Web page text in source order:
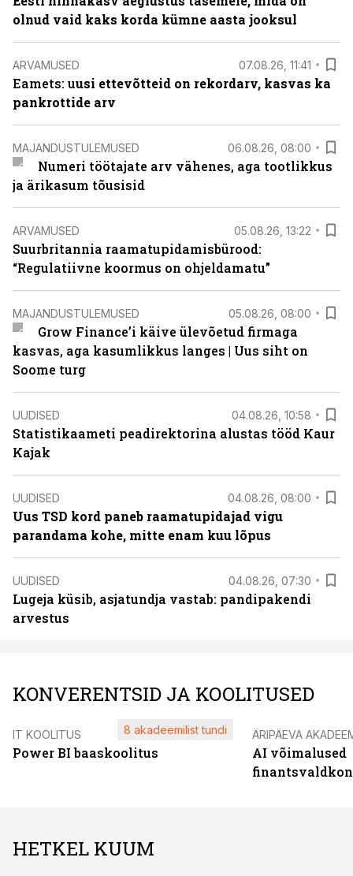
olnud vaid kaks korda kümne aasta jooksul
ARVAMUSED 07.08.26, 11:41
Eamets: uusi ettevõtteid on rekordarv, kasvas ka
pankrottide arv
MAJANDUSTULEMUSED 06.08.26, 08:00
Numeri töötajate arv vähenes, aga tootlikkus
ja ärikasum tõusisid
ARVAMUSED 05.08.26, 13:22
Suurbritannia raamatupidamisbürood:
“Regulatiivne koormus on ohjeldamatu”
MAJANDUSTULEMUSED 05.08.26, 08:00
Grow Finance’i käive ülevõetud firmaga
kasvas, aga kasumlikkus langes | Uus siht on
Soome turg
UUDISED 04.08.26, 10:58
Statistikaameti peadirektorina alustas tööd Kaur
Kajak
UUDISED 04.08.26, 08:00
Uus TSD kord paneb raamatupidajad vigu
parandama kohe, mitte enam kuu lõpus
UUDISED 04.08.26, 07:30
Lugeja küsib, asjatundja vastab: pandipakendi
arvestus
KONVERENTSID JA KOOLITUSED
IT KOOLITUS
Power BI baaskoolitus
8 akadeemilist tundi ÄRIPÄEVA
AI võimalused
HETKEL KUUM